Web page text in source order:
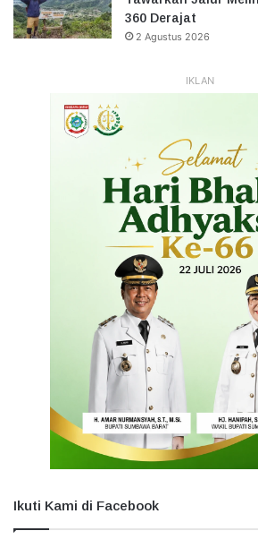
360 Derajat
2 Agustus 2026
IKLAN
Ikuti Kami di Facebook